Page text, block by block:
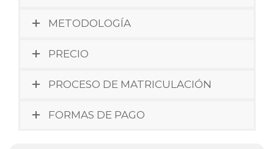
METODOLOGÍA
PRECIO
PROCESO DE MATRICULACIÓN
FORMAS DE PAGO